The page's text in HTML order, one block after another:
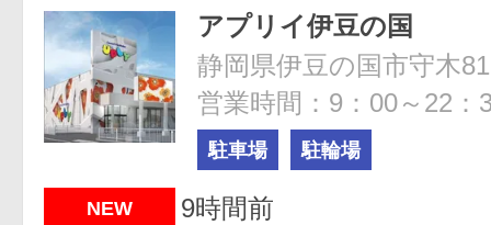
アプリイ伊豆の国
静岡県伊豆の国市守木
営業時間：9：00～22：
駐車場 駐輪場
NEW 9時間前